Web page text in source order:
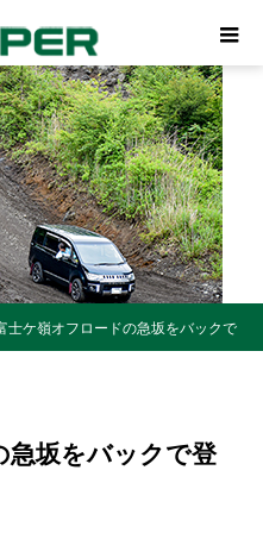
士ケ嶺オフロードの急坂をバックで
急坂をバックで登